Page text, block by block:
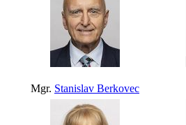
Mgr. Stanislav Berkovec